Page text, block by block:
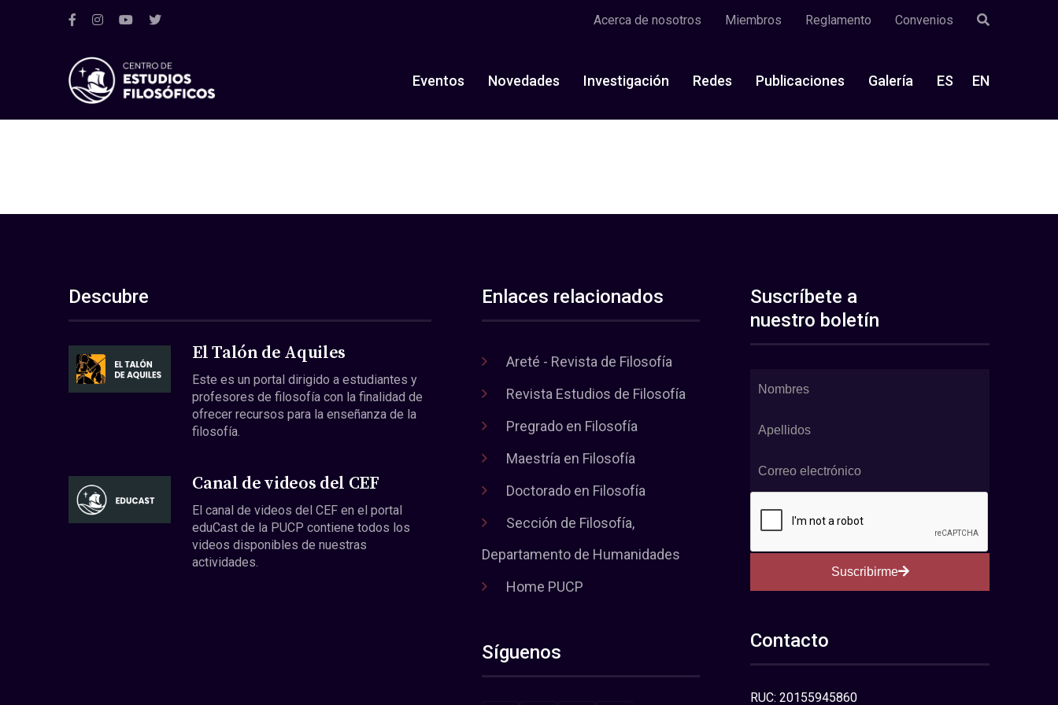
Acerca de nosotros Miembros Reglamento Convenios
Eventos Novedades Investigación Redes Publicaciones Galería ES EN
Descubre
El Talón de Aquiles
Este es un portal dirigido a estudiantes y
profesores de filosofía con la finalidad de
ofrecer recursos para la enseñanza de la
filosofía.
Canal de videos del CEF
El canal de videos del CEF en el portal
eduCast de la PUCP contiene todos los
videos disponibles de nuestras
actividades.
Enlaces relacionados
Areté - Revista de Filosofía
Revista Estudios de Filosofía
Pregrado en Filosofía
Maestría en Filosofía
Doctorado en Filosofía
Sección de Filosofía,
Departamento de Humanidades
Home PUCP
Síguenos
Suscríbete a
nuestro boletín
Suscribirme
Contacto
RUC: 20155945860